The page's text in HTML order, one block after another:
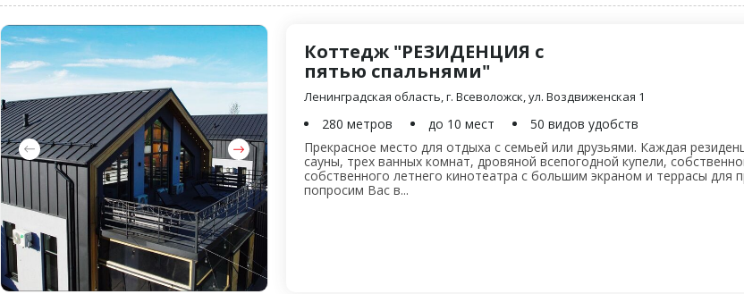
Коттедж "РЕЗИДЕНЦИЯ с
пятью спальнями"
Ленинградская область, г. Всеволожск, ул. Воздвиженская 1
280 метров до 10 мест
50 видов удобств
Прекрасное место для отдыха с семьей или друзьями. Каждая
сауны, трех ванных комнат, дровяной всепогодной купели,
собственного летнего кинотеатра с большим экраном и террасы
попросим Вас в...